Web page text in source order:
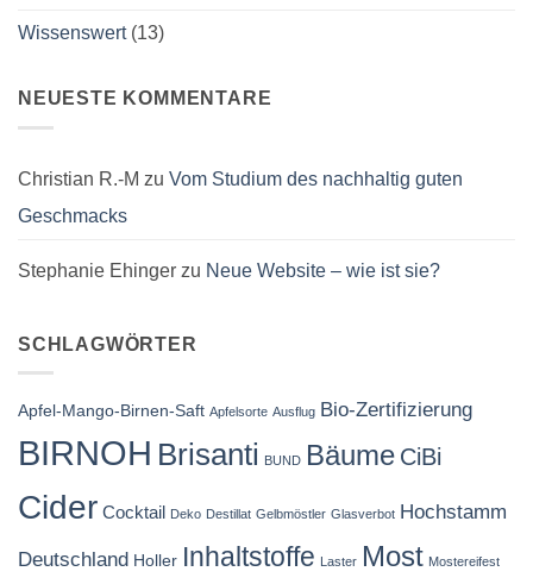
Wissenswert(13)
NEUESTE KOMMENTARE
Christian R.-M zu Vom Studium des nachhaltig guten
Geschmacks
Stephanie Ehinger zu Neue Website – wie ist sie?
SCHLAGWÖRTER
Apfel-Mango-Birnen-Saft Apfelsorte Ausflug Bio-Zertifizierung
BIRNOH Brisanti BUND Bäume CiBi
Cider Cocktail Deko Destillat Gelbmöstler Glasverbot Hochstamm
Deutschland Holler Inhaltstoffe Laster Most Mostereifest